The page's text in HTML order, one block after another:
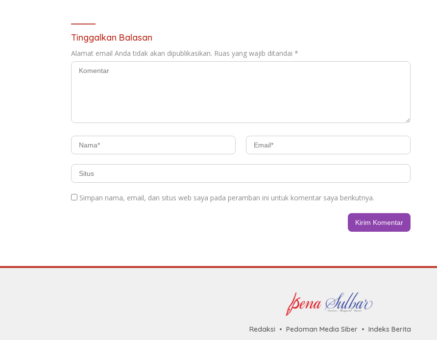
Tinggalkan Balasan
Alamat email Anda tidak akan dipublikasikan. Ruas yang wajib ditandai *
Simpan nama, email, dan situs web saya pada peramban ini untuk komentar saya berikutnya.
Redaksi Pedoman Media Siber Indeks Berita